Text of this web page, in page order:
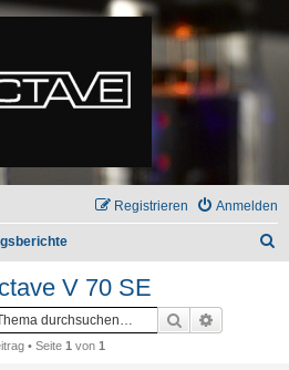
Anmelden
Registrieren
V 70 SE
Suche
• Seite 1 von 1